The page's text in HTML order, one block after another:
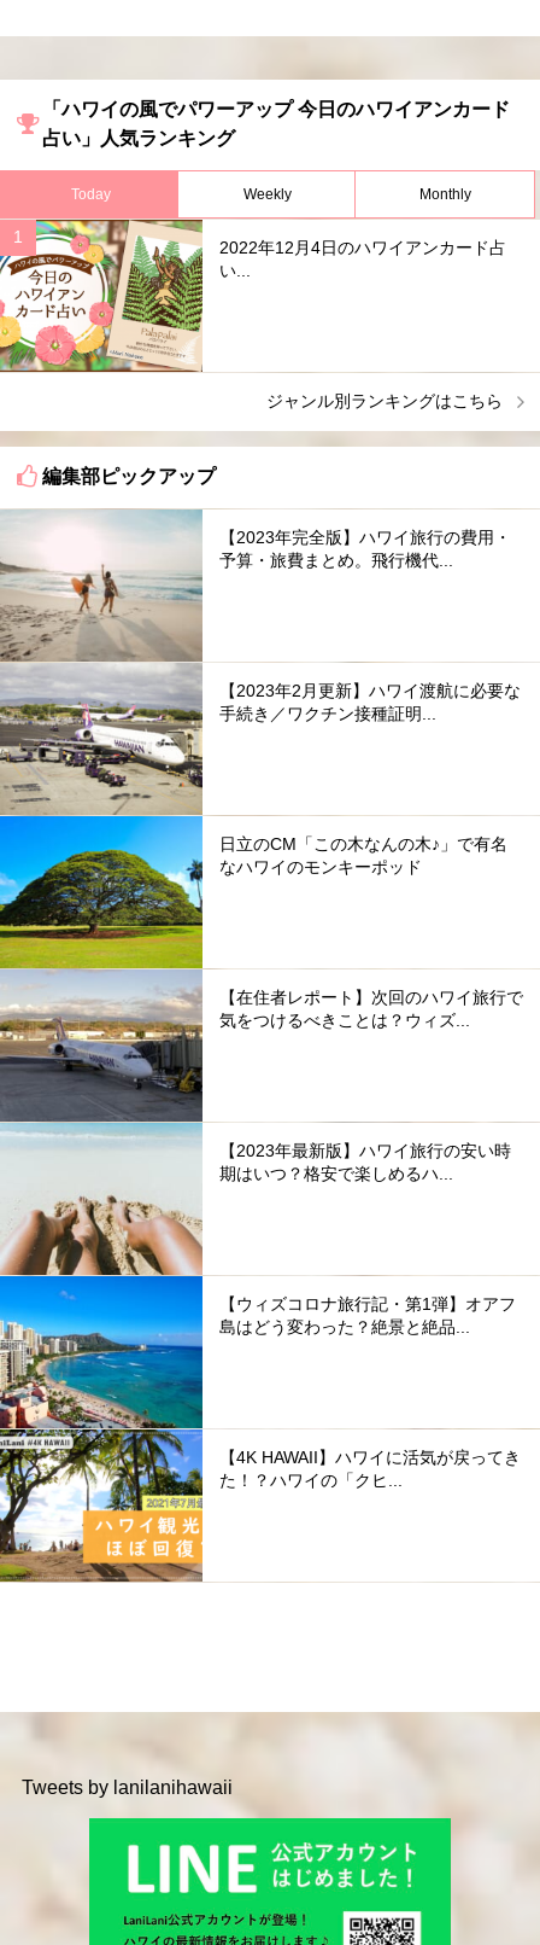
「ハワイの風でパワーアップ 今日のハワイアンカード
占い」人気ランキング
Today Weekly Monthly
2022年12月4日のハワイアンカード占
い...
ジャンル別ランキングはこちら
編集部ピックアップ
【2023年完全版】ハワイ旅行の費用・
予算・旅費まとめ。飛行機代...
【2023年2月更新】ハワイ渡航に必要な
手続き／ワクチン接種証明...
日立のCM「この木なんの木♪」で有名
なハワイのモンキーポッド
【在住者レポート】次回のハワイ旅行で
気をつけるべきことは？ウィズ...
【2023年最新版】ハワイ旅行の安い時
期はいつ？格安で楽しめるハ...
【ウィズコロナ旅行記・第1弾】オアフ
島はどう変わった？絶景と絶品...
【4K HAWAII】ハワイに活気が戻ってき
た！？ハワイの「クヒ...
Tweets by lanilanihawaii